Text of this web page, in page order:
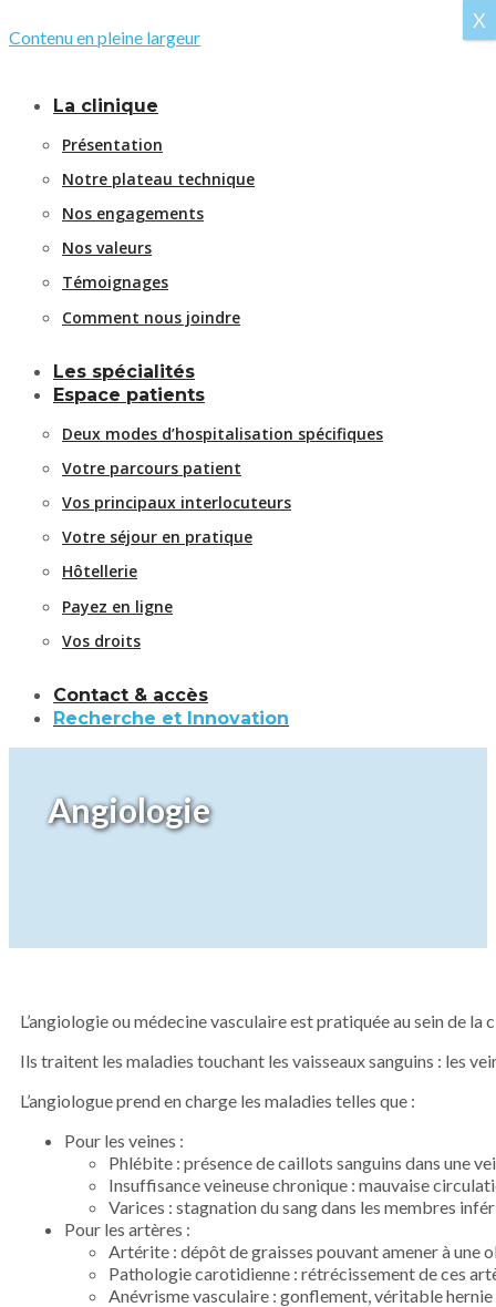
Contenu en pleine largeur
La clinique
Présentation
Notre plateau technique
Nos engagements
Nos valeurs
Témoignages
Comment nous joindre
Les spécialités
Espace patients
Deux modes d’hospitalisation spécifiques
Votre parcours patient
Vos principaux interlocuteurs
Votre séjour en pratique
Hôtellerie
Payez en ligne
Vos droits
Contact & accès
Recherche et Innovation
Angiologie
L’angiologie ou médecine vasculaire est pratiquée au sein de
Ils traitent les maladies touchant les vaisseaux sanguins : les
L’angiologue prend en charge les maladies telles que :
Pour les veines :
Phlébite : présence de caillots sanguins dans une
Insuffisance veineuse chronique : mauvaise
Varices : stagnation du sang dans les membres
Pour les artères :
Artérite : dépôt de graisses pouvant amener à une
Pathologie carotidienne : rétrécissement de ces
Anévrisme vasculaire : gonflement, véritable hernie
X